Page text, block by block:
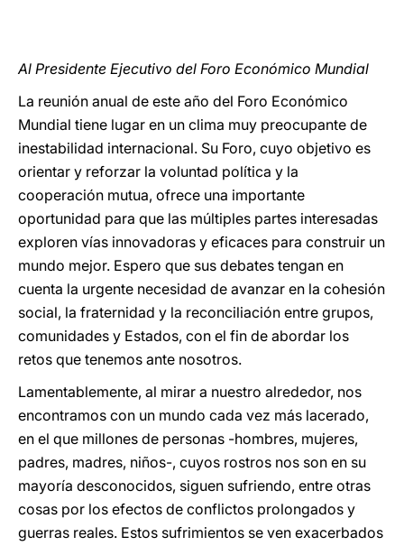
Al Presidente Ejecutivo del Foro Económico Mundial
La reunión anual de este año del Foro Económico
Mundial tiene lugar en un clima muy preocupante de
inestabilidad internacional. Su Foro, cuyo objetivo es
orientar y reforzar la voluntad política y la
cooperación mutua, ofrece una importante
oportunidad para que las múltiples partes interesadas
exploren vías innovadoras y eficaces para construir un
mundo mejor. Espero que sus debates tengan en
cuenta la urgente necesidad de avanzar en la cohesión
social, la fraternidad y la reconciliación entre grupos,
comunidades y Estados, con el fin de abordar los
retos que tenemos ante nosotros.
Lamentablemente, al mirar a nuestro alrededor, nos
encontramos con un mundo cada vez más lacerado,
en el que millones de personas -hombres, mujeres,
padres, madres, niños-, cuyos rostros nos son en su
mayoría desconocidos, siguen sufriendo, entre otras
cosas por los efectos de conflictos prolongados y
guerras reales. Estos sufrimientos se ven exacerbados